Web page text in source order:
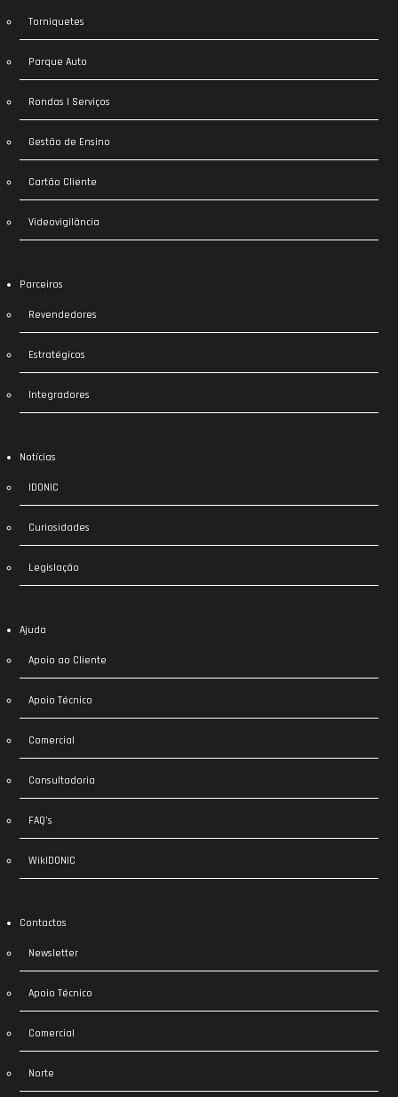
Torniquetes
Parque Auto
Rondas | Serviços
Gestão de Ensino
Cartão Cliente
Videovigilância
Parceiros
Revendedores
Estratégicos
Integradores
Notícias
IDONIC
Curiosidades
Legislação
Ajuda
Apoio ao Cliente
Apoio Técnico
Comercial
Consultadoria
FAQ’s
WikIDONIC
Contactos
Newsletter
Apoio Técnico
Comercial
Norte